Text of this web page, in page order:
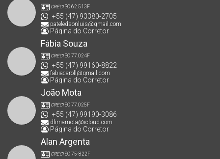
CRECISC 62.513F
+55 (47) 93380-2705
pateledsonluis@gmail.com
Página do Corretor
Fábia Souza
CRECISC 77.024F
+55 (47) 99160-8822
fabiacaroll@gmail.com
Página do Corretor
João Mota
CRECISC 77.025F
+55 (47) 99190-3086
dlimamota@icloud.com
Página do Corretor
Alan Argenta
CRECISC 75-822F